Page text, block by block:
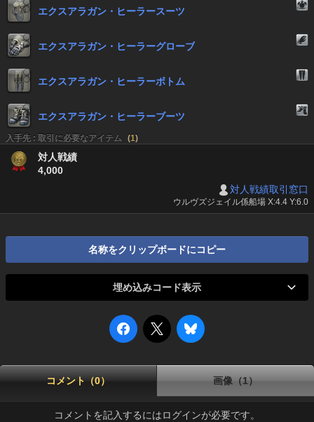
エクスアラガン・ヒーラースーツ
エクスアラガン・ヒーラーグローブ
エクスアラガン・ヒーラーボトム
エクスアラガン・ヒーラーブーツ
入手先 : 取引に必要なアイテム (1)
対人戦績
4,000
対人戦績取引窓口
ウルヴズジェイル係船場 X:4.4 Y:6.0
名称をクリップボードにコピー
埋め込みコード表示
コメント（0） 画像（1）
コメントを記入するにはログインが必要です。